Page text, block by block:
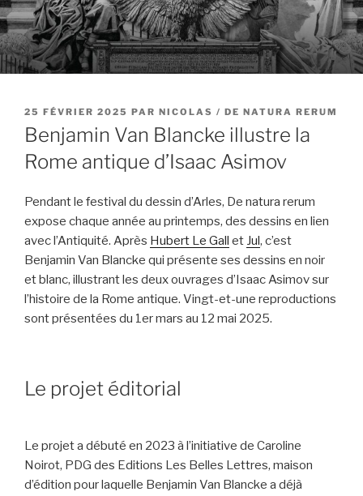
PUBLIÉ
LE
25 FÉVRIER 2025 PAR NICOLAS / DE NATURA RERUM
Benjamin Van Blancke illustre la
Rome antique d’Isaac Asimov
Pendant le festival du dessin d’Arles, De natura rerum
expose chaque année au printemps, des dessins en lien
avec l’Antiquité. Après Hubert Le Gall et Jul, c’est
Benjamin Van Blancke qui présente ses dessins en noir
et blanc, illustrant les deux ouvrages d’Isaac Asimov sur
l’histoire de la Rome antique. Vingt-et-une reproductions
sont présentées du 1er mars au 12 mai 2025.
Le projet éditorial
Le projet a débuté en 2023 à l’initiative de Caroline
Noirot, PDG des Editions Les Belles Lettres, maison
d’édition pour laquelle Benjamin Van Blancke a déjà